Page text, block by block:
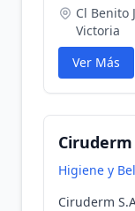
Cl Benito
Victoria
Ver Más
Ciruderm
Higiene y
Ciruderm